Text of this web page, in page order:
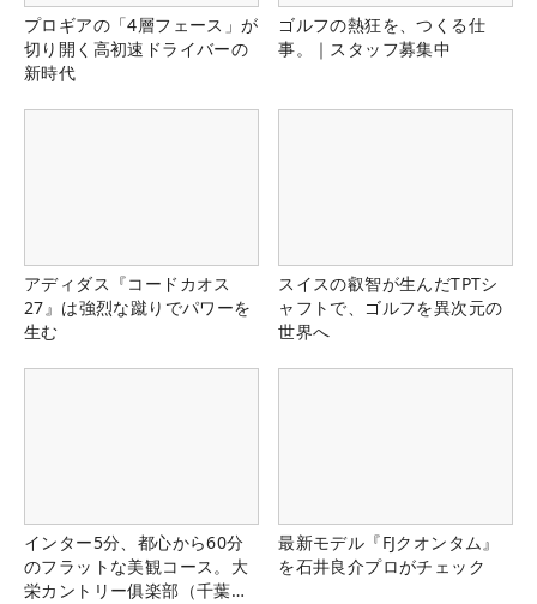
プロギアの「4層フェース」が
切り開く高初速ドライバーの
新時代
ゴルフの熱狂を、つくる仕
事。｜スタッフ募集中
アディダス『コードカオス
27』は強烈な蹴りでパワーを
生む
スイスの叡智が生んだTPTシ
ャフトで、ゴルフを異次元の
世界へ
インター5分、都心から60分
のフラットな美観コース。大
栄カントリー俱楽部（千葉
最新モデル『FJクオンタム』
を石井良介プロがチェック